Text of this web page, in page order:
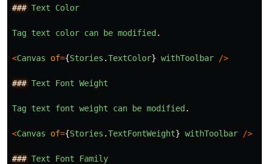
### Text Color
Tag text color can be modified .
<Canvas of={Stories .TextColor} withToolbar />
### Text Font Weight
Tag text font weight can be modified .
<Canvas of={Stories .TextFontWeight} withToolbar />
### Text Font Family